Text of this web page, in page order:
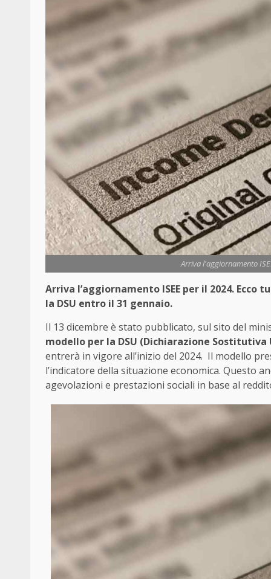
Arriva l'aggiornamento
Arriva l’aggiornamento ISEE per il 2024.
la DSU entro il 31 gennaio.
Il 13 dicembre è stato pubblicato, sul sito del
modello per la DSU (Dichiarazione Sostitutiva
entrerà in vigore all’inizio del 2024. Il modello
l’indicatore della situazione economica. Questo
agevolazioni e prestazioni sociali in base al